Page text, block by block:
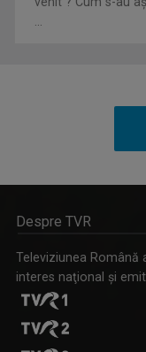
TOȚI ÎMPREUNĂ
TVR Craiova te invită
...
Despre TVR
Televiziunea
interes naţional şi